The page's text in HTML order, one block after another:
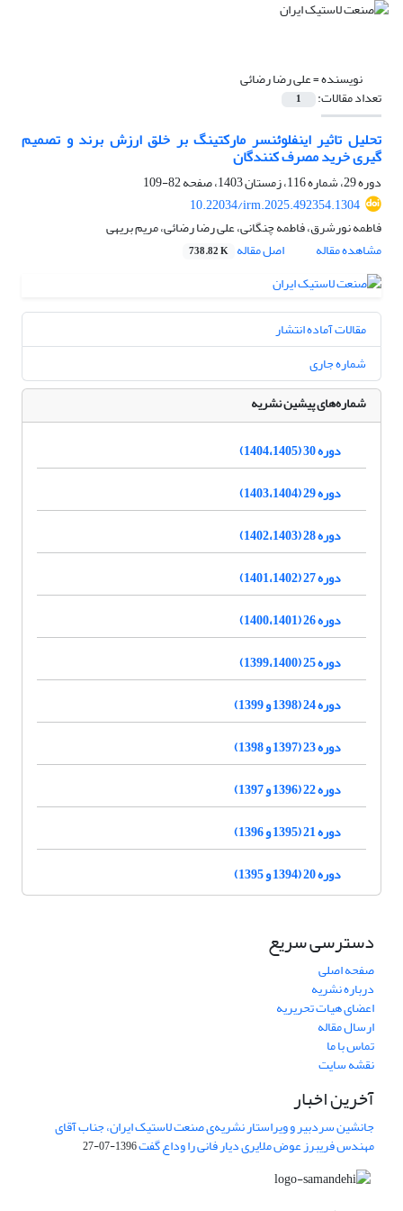
نویسنده =علی رضا رضائی
تعداد مقالات: 1
تحلیل تاثیر اینفلوئنسر مارکتینگ بر خلق ارزش برند و تصمیم
گیری خرید مصرف کنندگان
دوره 29، شماره 116، زمستان 1403، صفحه
82-109
10.22034/irm.2025.492354.1304
فاطمه نورشرق، فاطمه چنگانی، علی رضا رضائی، مریم بریهی
مشاهده مقاله
اصل مقاله 738.82 K
مقالات آماده انتشار
شماره جاری
شماره‌های پیشین نشریه
دوره 30 (1404،1405)
دوره 29 (1403،1404)
دوره 28 (1402،1403)
دوره 27 (1401،1402)
دوره 26 (1400،1401)
دوره 25 (1399،1400)
دوره 24 (1398 و 1399)
دوره 23 (1397 و 1398)
دوره 22 (1396 و 1397)
دوره 21 (1395 و 1396)
دوره 20 (1394 و 1395)
دسترسی سریع
صفحه اصلی
درباره نشریه
اعضای هیات تحریریه
ارسال مقاله
تماس با ما
نقشه سایت
آخرین اخبار
جانشین سردبیر و ویراستار نشریه‌ی صنعت لاستیک ایران، جناب آقای
مهندس فریبرز عوض ملایری دیار فانی را وداع گفت1396-07-27